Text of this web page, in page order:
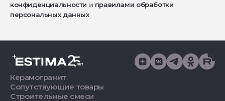
конфиденциальности и правилами обработки
персональных данных
Керамогранит
Сопутствующие товары
Строительные смеси